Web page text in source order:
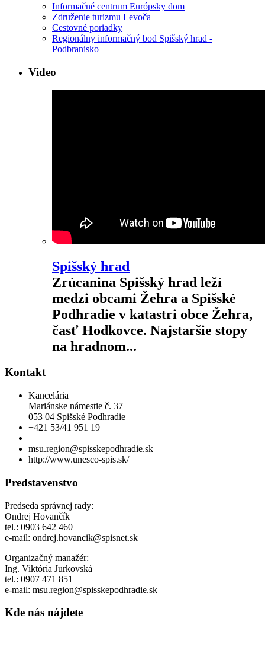
Informačné centrum Európsky dom
Združenie turizmu Levoča
Cestovné poriadky
Regionálny informačný bod Spišský hrad -
Podbranisko
Video
Spišský hrad
Zrúcanina Spišský hrad leží
medzi obcami Žehra a Spišské
Podhradie v katastri obce Žehra,
časť Hodkovce. Najstaršie stopy
na hradnom...
Kontakt
Kancelária
Mariánske námestie č. 37
053 04 Spišské Podhradie
+421 53/41 951 19
msu.region@spisskepodhradie.sk
http://www.unesco-spis.sk/
Predstavenstvo
Predseda správnej rady:
Ondrej Hovančík
tel.: 0903 642 460
e-mail: ondrej.hovancik@spisnet.sk
Organizačný manažér:
Ing. Viktória Jurkovská
tel.: 0907 471 851
e-mail: msu.region@spisskepodhradie.sk
Kde nás nájdete